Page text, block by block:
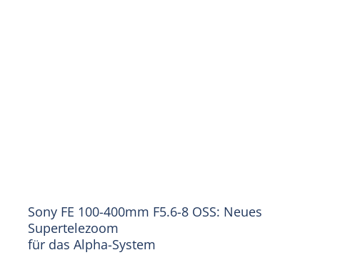
Sony FE 100-400mm F5.6-8 OSS: Neues
Supertelezoom
für das Alpha-System